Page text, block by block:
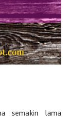
semakin lama